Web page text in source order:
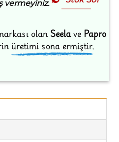
vermeyiniz.
olanSeelave Papro
üretimi sona ermiştir.